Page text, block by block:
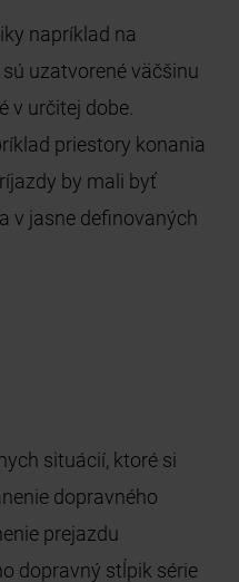
napríklad na
uzatvorené väčšinu
v určitej dobe.
priestory konania
by mali byť
v jasne definovaných
situácií, ktoré si
dopravného
prejazdu
dopravný stĺpik série